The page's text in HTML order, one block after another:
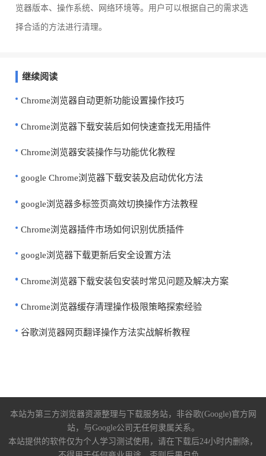
览器版本、操作系统、网络环境等。用户可以根据自己的需求选
择合适的方法进行清理。
继续阅读
Chrome浏览器自动更新功能设置操作技巧
Chrome浏览器下载安装后如何快速查找无用插件
Chrome浏览器安装操作与功能优化教程
google Chrome浏览器下载安装及启动优化方法
google浏览器多标签页高效切换操作方法教程
Chrome浏览器插件市场如何识别优质插件
google浏览器下载更新后安全设置方法
Chrome浏览器下载安装包安装时常见问题及解决方案
Chrome浏览器缓存清理操作极限策略探索经验
谷歌浏览器网页翻译操作方法实战解析教程
本站为第三方浏览器资源整理与下载服务站，非谷歌(Google)官方网
站，与Google公司无任何隶属关系。
本站提供的软件仅为个人学习测试使用，请在下载后24小时内删除，